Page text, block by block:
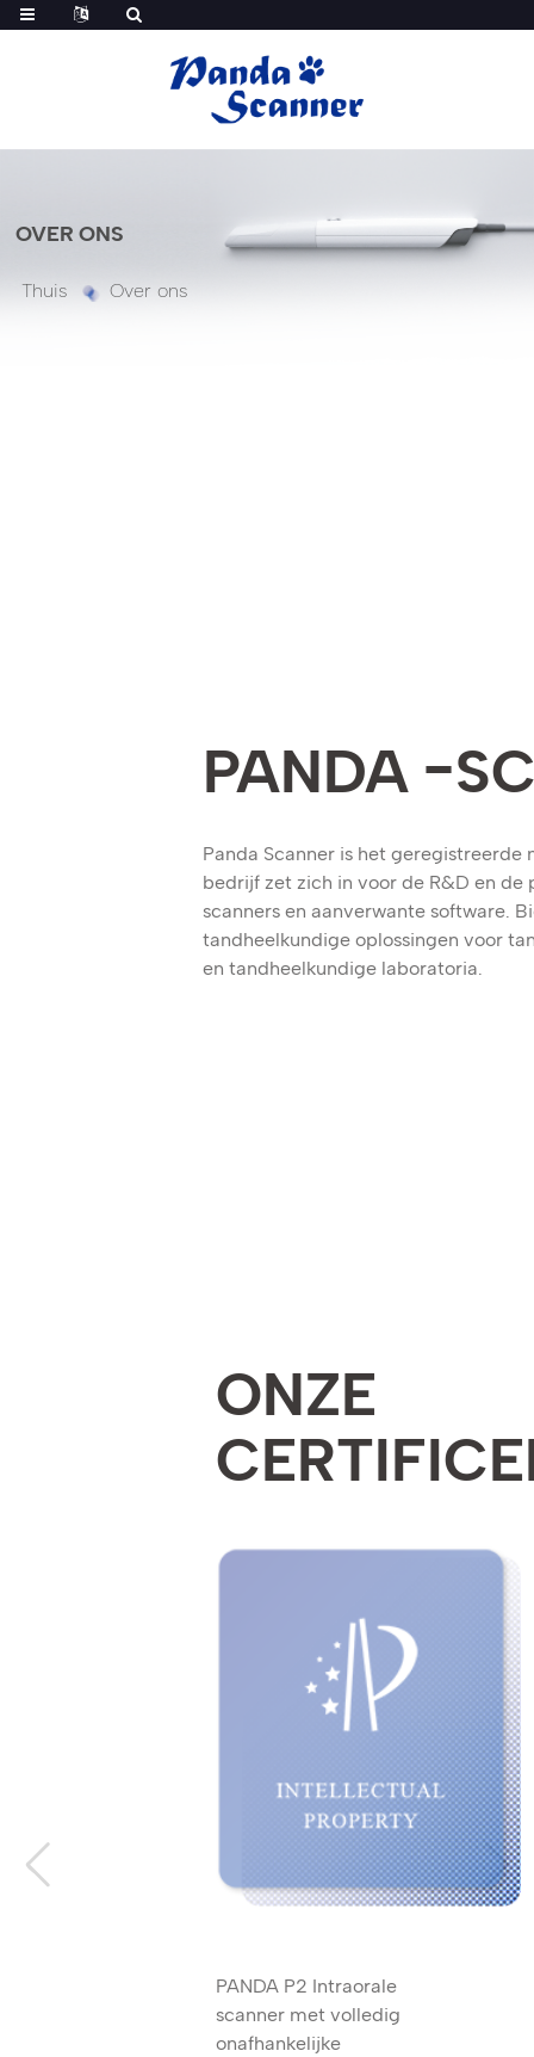
OVER ONS
Thuis Over ons
PANDA -
Panda Scanner is het
bedrijf zet zich in voor de R&D en
scanners en aanverwante software.
tandheelkundige oplossingen voor
en tandheelkundige laboratoria.
ONZE
PANDA P2 Intraorale
scanner met volledig
onafhankelijke